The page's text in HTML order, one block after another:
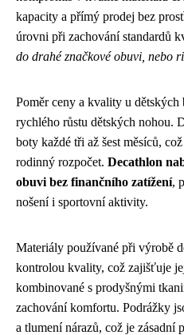
kapacity a přímý prodej bez
úrovni při zachování standardů
do drahé značkové obuvi, nebo
Poměr ceny a kvality u
rychlého růstu dětských nohou.
boty každé tři až šest měsíců,
rodinný rozpočet. Decathlon
obuvi bez finančního zatížení,
nošení i sportovní aktivity.
Materiály používané při výrobě
kontrolou kvality, což zajišťuje
kombinované s prodyšnými
zachování komfortu. Podrážky
a tlumení nárazů, což je